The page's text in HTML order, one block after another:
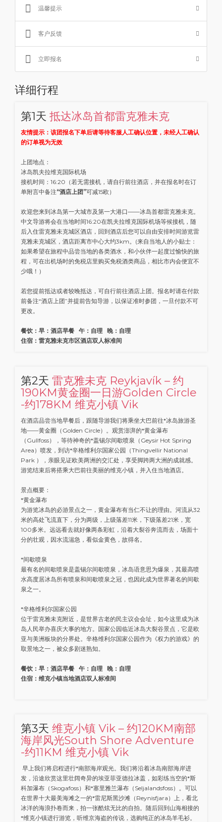
温馨提示
客户反馈
立即报名
详细行程
第1天 抵达冰岛首都雷克雅未克
友情提示：该团报名下单后请等待客服人工确认位置，未经人工确认
的订单视为无效
上团地点：
冰岛凯夫拉维克国际机场
接机时间：16:20（若无需接机，请自行前往酒店，并在报名时在订
单附言中备注“酒店上团”可减15欧）
欢迎您来到冰岛第一大城市及第一大港口——冰岛首都雷克雅未克。
中文导游将会在当地时间16:20在凯夫拉维克国际机场等候接机，随
后入住雷克雅未克城区酒店，回到酒店后您可以自由安排时间游览雷
克雅未克城区，酒店距离市中心大约3km。(来自当地人的小贴士：
如果希望在旅程中品尝当地的各类酒水，和小伙伴一起度过愉快的旅
程，可在出机场时的免税店里购买免税酒类商品，相比市内会便宜不
少哦！）
若您提前抵达或者较晚抵达，可自行前往酒店上团。报名时请在付款
前备注“酒店上团”并提前告知导游，以保证准时参团，一旦付款不可
更改。
餐饮：早：酒店早餐 午：自理 晚：自理
住宿：雷克雅未克市区酒店双人标准间
第2天 雷克雅未克 Reykjavík – 约
190KM黄金圈一日游Golden Circle
-约178KM 维克小镇 Vik
在酒店品尝当地早餐后，跟随导游我们将乘坐大巴前往*冰岛旅游圣
地——黄金圈（Golden Circle）。观赏澎湃的*黄金瀑布
（Gullfoss），等待神奇的*盖锡尔间歇喷泉（Geysir Hot Spring
Area）喷发，到访*辛格维利尔国家公园（Thingvellir National
Park ），亲眼见证欧美两洲的交汇处，享受脚跨两大洲的成就感。
游览结束后将搭乘大巴前往美丽的维克小镇，并入住当地酒店。
景点概要：
*黄金瀑布
为游览冰岛的必游景点之一，黄金瀑布有当仁不让的理由。河流从32
米的高处飞流直下，分为两级，上级落差11米，下级落差21米，宽
100多米。远远看去就好像两条彩虹，沿着大裂谷奔流而去，场面十
分的壮观，因水流湍急，看似金黄色，故得名。
*间歇喷泉
最有名的间歇喷泉是盖锡尔间歇喷泉，冰岛语意思为爆泉，其最高喷
水高度居冰岛所有喷泉和间歇喷泉之冠，也因此成为世界著名的间歇
泉之一。
*辛格维利尔国家公园
位于雷克雅未克附近，是世界古老的民主议会会址，如今这里成为冰
岛人民举办喜庆大事的地方。国家公园临近冰岛大裂谷景点，它是欧
亚与美洲板块的分界处。辛格维利尔国家公园作为《权力的游戏》的
取景地之一，被众多剧迷熟知。
餐饮：早：酒店早餐 午：自理 晚：自理
住宿：维克小镇当地酒店双人标准间
第3天 维克小镇 Vik – 约120KM南部
海岸风光South Shore Adventure
-约11KM 维克小镇 Vik
早上我们将启程进行*南部海岸观光。我们将沿着冰岛南部海岸进
发，沿途欣赏这里壮阔奇异的埃亚菲亚德拉冰盖，如彩练当空的*斯
科加瀑布（Skogafoss）和*塞里雅兰瀑布（Seljalandsfoss）。可以
在世界十大最美海滩之一的*雷尼斯黑沙滩（Reynisfjara）上，看北
冰洋的海浪扑卷而来，拍一张酷炫无比的自拍。随后回到山海相接的
*维克小镇进行游览，听维京海盗的传说，选购纯正的冰岛羊毛衫。